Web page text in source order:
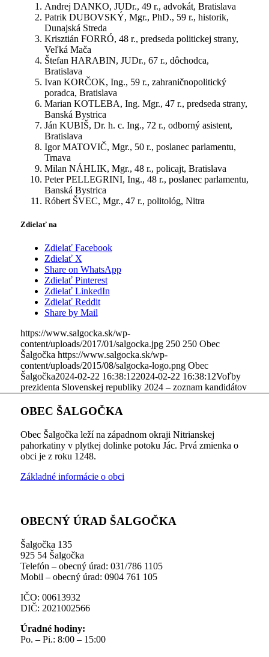
Andrej DANKO, JUDr., 49 r., advokát, Bratislava
Patrik DUBOVSKÝ, Mgr., PhD., 59 r., historik,
Dunajská Streda
Krisztián FORRÓ, 48 r., predseda politickej strany,
Veľká Mača
Štefan HARABIN, JUDr., 67 r., dôchodca,
Bratislava
Ivan KORČOK, Ing., 59 r., zahraničnopolitický
poradca, Bratislava
Marian KOTLEBA, Ing. Mgr., 47 r., predseda strany,
Banská Bystrica
Ján KUBIŠ, Dr. h. c. Ing., 72 r., odborný asistent,
Bratislava
Igor MATOVIČ, Mgr., 50 r., poslanec parlamentu,
Trnava
Milan NÁHLIK, Mgr., 48 r., policajt, Bratislava
Peter PELLEGRINI, Ing., 48 r., poslanec parlamentu,
Banská Bystrica
Róbert ŠVEC, Mgr., 47 r., politológ, Nitra
Zdielať na
Zdielať Facebook
Zdielať X
Share on WhatsApp
Zdielať Pinterest
Zdielať LinkedIn
Zdielať Reddit
Share by Mail
https://www.salgocka.sk/wp-
content/uploads/2017/01/salgocka.jpg 250 250 Obec
Šalgočka https://www.salgocka.sk/wp-
content/uploads/2015/08/salgocka-logo.png Obec
Šalgočka2024-02-22 16:38:122024-02-22 16:38:12Voľby
prezidenta Slovenskej republiky 2024 – zoznam kandidátov
OBEC ŠALGOČKA
Obec Šalgočka leží na západnom okraji Nitrianskej
pahorkatiny v plytkej dolinke potoku Jác. Prvá zmienka o
obci je z roku 1248.
Základné informácie o obci
OBECNÝ ÚRAD ŠALGOČKA
Šalgočka 135
925 54 Šalgočka
Telefón – obecný úrad: 031/786 1105
Mobil – obecný úrad: 0904 761 105
IČO: 00613932
DIČ: 2021002566
Úradné hodiny:
Po. – Pi.: 8:00 – 15:00